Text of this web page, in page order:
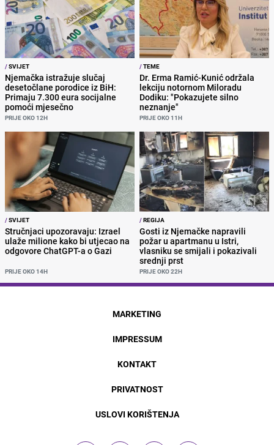
/SVIJET
Njemačka istražuje slučaj
desetočlane porodice iz BiH:
Primaju 7.300 eura socijalne
pomoći mjesečno
PRIJE OKO 12H
/TEME
Dr. Erma Ramić-Kunić održala
lekciju notornom Miloradu
Dodiku: "Pokazujete silno
neznanje"
PRIJE OKO 11H
/SVIJET
Stručnjaci upozoravaju: Izrael
ulaže milione kako bi utjecao na
odgovore ChatGPT-a o Gazi
PRIJE OKO 14H
/REGIJA
Gosti iz Njemačke napravili
požar u apartmanu u Istri,
vlasniku se smijali i pokazivali
srednji prst
PRIJE OKO 22H
MARKETING
IMPRESSUM
KONTAKT
PRIVATNOST
USLOVI KORIŠTENJA